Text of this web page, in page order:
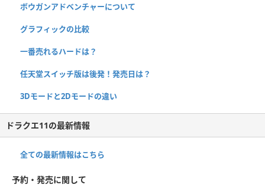
ボウガンアドベンチャーについて
グラフィックの比較
一番売れるハードは？
任天堂スイッチ版は後発！発売日は？
3Dモードと2Dモードの違い
ドラクエ11の最新情報
全ての最新情報はこちら
予約・発売に関して